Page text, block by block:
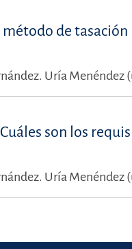
de
Uría Menéndez
son los
Uría Menéndez